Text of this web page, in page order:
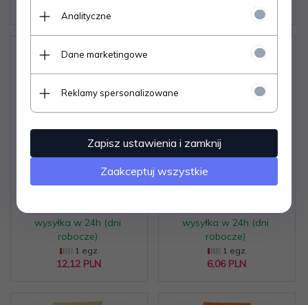
OD OTYŁOŚCI DO
OSTREGO ZESPOŁU
WIEŃCOWEGO (2008)
wysyłka w 24h (dni
robocze)
1 egz.
12,12 PLN
GINEKOLOGIA POLSKA
- TOM LXIV STYCZEŃ
wysyłka w 24h (dni
robocze)
1 egz.
6,06 PLN
Analityczne
Dane marketingowe
Reklamy spersonalizowane
Zapisz ustawienia i zamknij
Zaakceptuj wszystkie